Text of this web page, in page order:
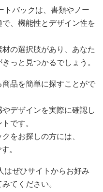
トバックは、書類やノー
で、機能性とデザイン性を
の選択肢があり、あなた
っと見つかるでしょう。
品を簡単に探すことがで
デザインを実際に確認し
です。
をお探しの方には、
。
はぜひサイトからお好み
てください。